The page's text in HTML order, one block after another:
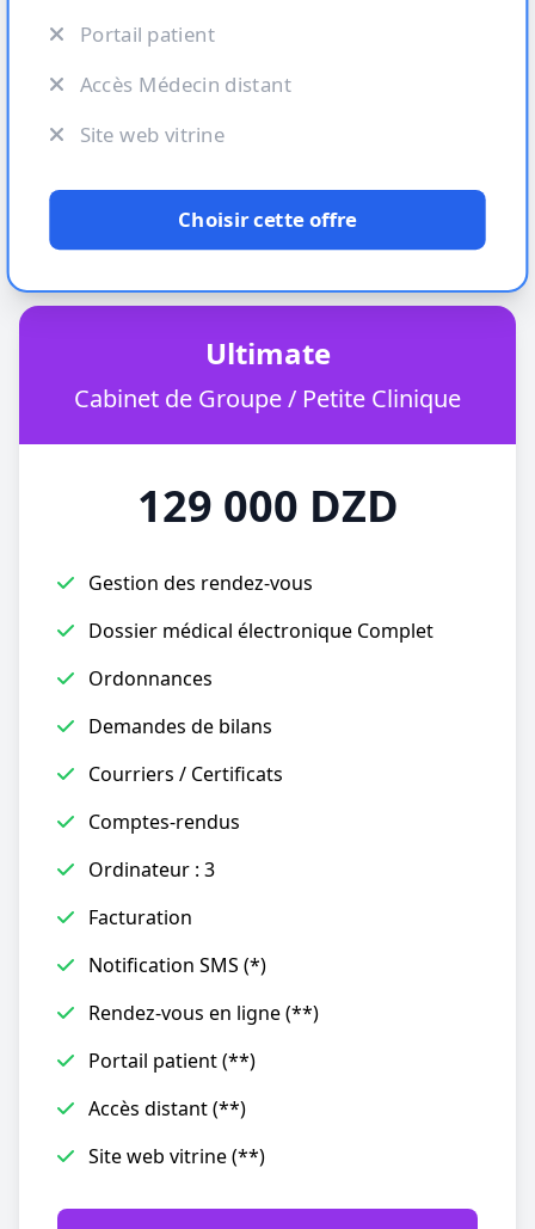
Portail patient
Accès Médecin distant
Site web vitrine
Choisir cette offre
Ultimate
Cabinet de Groupe / Petite Clinique
129 000 DZD
Gestion des rendez-vous
Dossier médical électronique Complet
Ordonnances
Demandes de bilans
Courriers / Certificats
Comptes-rendus
Ordinateur : 3
Facturation
Notification SMS (*)
Rendez-vous en ligne (**)
Portail patient (**)
Accès distant (**)
Site web vitrine (**)